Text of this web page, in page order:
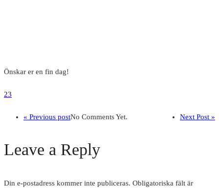
Önskar er en fin dag!
23
« Previous post Next Post »
No Comments Yet.
Leave a Reply
Din e-postadress kommer inte publiceras. Obligatoriska fält är